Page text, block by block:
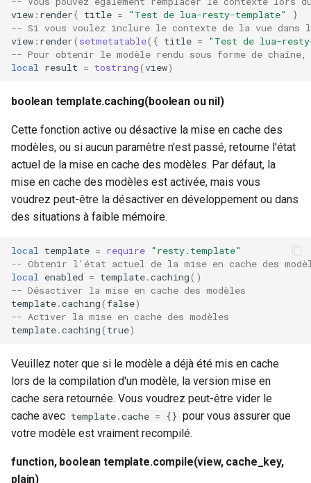
view : render{ title = "Test de lua-resty-template"
}
-- Si vous voulez inclure le contexte de la vue dans
view : render( setmetatable({ title =
"Test de lua-
-- Pour obtenir le modèle rendu sous forme de
local
result = tostring(view)
boolean template.caching(boolean ou nil)
Cette fonction active ou désactive la mise en cache des
modèles, ou si aucun paramètre n'est passé, retourne l'état
actuel de la mise en cache des modèles. Par défaut, la
mise en cache des modèles est activée, mais vous
voudrez peut-être la désactiver en développement ou dans
des situations à faible mémoire.
local template = require "resty.template"
-- Obtenir l'état actuel de la mise en cache des
local
enabled = template.caching()
-- Désactiver la mise en cache des modèles
template.caching(false)
-- Activer la mise en cache des modèles
template.caching( true)
Veuillez noter que si le modèle a déjà été mis en cache
lors de la compilation d'un modèle, la version mise en
cache sera retournée. Vous voudrez peut-être vider le
cache avec template.cache = {} pour vous assurer que
votre modèle est vraiment recompilé.
function, boolean template.compile(view, cache_key,
plain)